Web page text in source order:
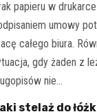
papieru w
umowy
całego biura.
gdy żaden z
nie…
stelaż do